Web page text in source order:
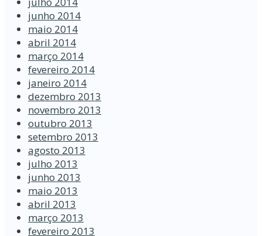
junho 2014
maio 2014
abril 2014
março 2014
fevereiro 2014
janeiro 2014
dezembro 2013
novembro 2013
outubro 2013
setembro 2013
agosto 2013
julho 2013
junho 2013
maio 2013
abril 2013
março 2013
fevereiro 2013